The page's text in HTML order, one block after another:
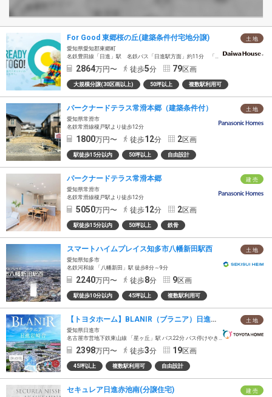
土 地
For Good 東郷桜の丘(建築条件付宅地分譲)
愛知県愛知郡東郷町
名鉄豊田線「日進」駅 名鉄バス「日進駅方面」約11分 「ららぽーと愛知東郷」バス停徒歩5分～8分
2864万円〜 徒歩5分 79区画
大規模分譲(30区画以上) 50坪以上 複数駅利用可
土 地
パークナードテラス常滑本郷（建築条件付）
愛知県常滑市
名鉄常滑線榎戸駅より徒歩12分
1800万円〜 徒歩12分 2区画
駅徒歩15分以内 50坪以上 自由設計
建 売
パークナードテラス常滑本郷
愛知県常滑市
名鉄常滑線榎戸駅より徒歩12分
5050万円〜 徒歩12分 2区画
駅徒歩15分以内 50坪以上 鉄骨
土 地
スマートハイムプレイス知多市八幡新田駅西
愛知県知多市
名鉄河和線 「八幡新田」駅 徒歩8分～9分
2240万円〜 徒歩8分 9区画
駅徒歩10分以内 45坪以上 複数駅利用可
土 地
【トヨタホーム】BLANIR（ブラニア）日進岩崎台
愛知県日進市
名古屋市営地下鉄東山線 「星ヶ丘」駅 バス22分 バス停けやき公園停 徒歩3分～4分
2398万円〜 徒歩3分 19区画
45坪以上 複数駅利用可 自由設計
建 売
セキュレア日進赤池南(分譲住宅)